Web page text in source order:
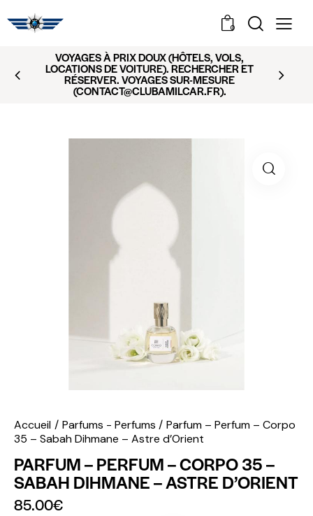
0
VOYAGES À PRIX DOUX (HÔTELS, VOLS,
LOCATIONS DE VOITURE). RECHERCHER ET
RÉSERVER. VOYAGES SUR-MESURE
(CONTACT@CLUBAMILCAR.FR).
Accueil Parfums - Perfums
Parfum – Perfum – Corpo
35 – Sabah Dihmane – Astre d’Orient
PARFUM – PERFUM – CORPO 35 –
SABAH DIHMANE – ASTRE D’ORIENT
85.00€